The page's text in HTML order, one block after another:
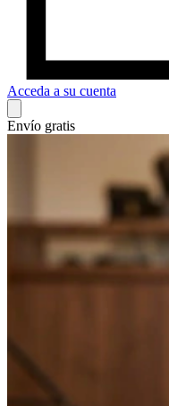
Acceda a su cuenta
Envío gratis